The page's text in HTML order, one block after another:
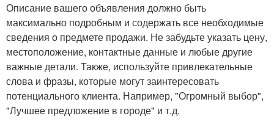
Описание вашего объявления должно быть
максимально подробным и содержать все необходимые
сведения о предмете продажи. Не забудьте указать цену,
местоположение, контактные данные и любые другие
важные детали. Также, используйте привлекательные
слова и фразы, которые могут заинтересовать
потенциального клиента. Например, "Огромный выбор",
"Лучшее предложение в городе" и т.д.